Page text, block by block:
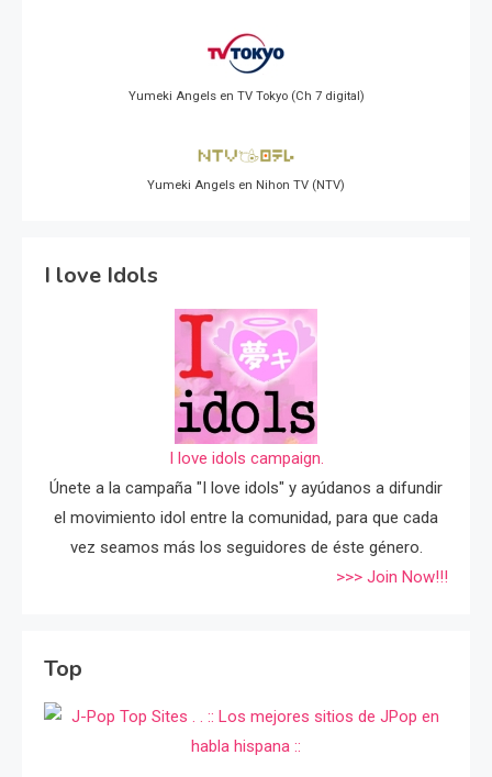
Yumeki Angels en TV Tokyo (Ch 7 digital)
Yumeki Angels en Nihon TV (NTV)
I love Idols
I love idols campaign.
Únete a la campaña "I love idols" y ayúdanos a difundir
el movimiento idol entre la comunidad, para que cada
vez seamos más los seguidores de éste género.
>>> Join Now!!!
Top